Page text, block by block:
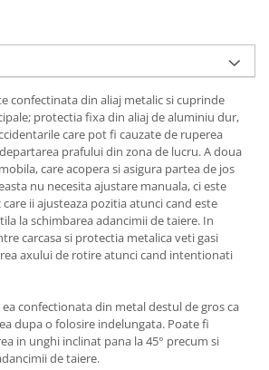
si
animale
de tuns
accesorii
de
confectinata din aliaj metalic si cuprinde
protectia fixa din aliaj de aluminiu dur,
care pot fi cauzate de ruperea
prafului din zona de lucru. A doua
care acopera si asigura partea de jos
nu necesita ajustare manuala, ci este
ii ajusteaza pozitia atunci cand este
la schimbarea adancimii de taiere. In
carcasa si protectia metalica veti gasi
axului de rotire atunci cand intentionati
ea confectionata din metal destul de gros ca
dupa o folosire indelungata. Poate fi
in unghi inclinat pana la 45° precum si
de taiere.